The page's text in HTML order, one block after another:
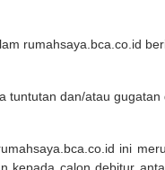
rumahsaya.bca.co.id
tuntutan dan/atau
ini